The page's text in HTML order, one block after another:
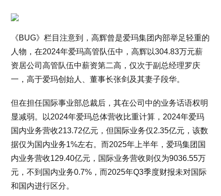
《BUG》栏目注意到，高辉曾是爱玛集团内部举足轻重的
人物，在2024年爱玛高管队伍中，高辉以304.83万元薪
资居公司高管队伍中薪资第二高，仅次于副总经理罗庆
一，高于爱玛创始人、董事长张剑及其妻子段华。
但在担任国际事业部总裁后，其在公司中的业务话语权明
显减弱。以2024年爱玛总体营收比重计算，2024年爱玛
国内业务营收213.72亿元，但国际业务仅2.35亿元，该数
据仅为国内业务1%左右。而2025年上半年，爱玛集团国
内业务营收129.40亿元，国际业务营收则仅为9036.55万
元，不到国内业务0.7%，而2025年Q3季度财报未对国际
和国内进行区分。